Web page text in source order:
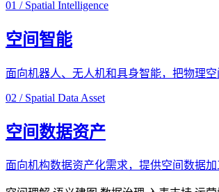
01 / Spatial Intelligence
空间智能
面向机器人、无人机和具身智能，把物理
02 / Spatial Data Asset
空间数据资产
面向机构数据资产化需求，提供空间数据